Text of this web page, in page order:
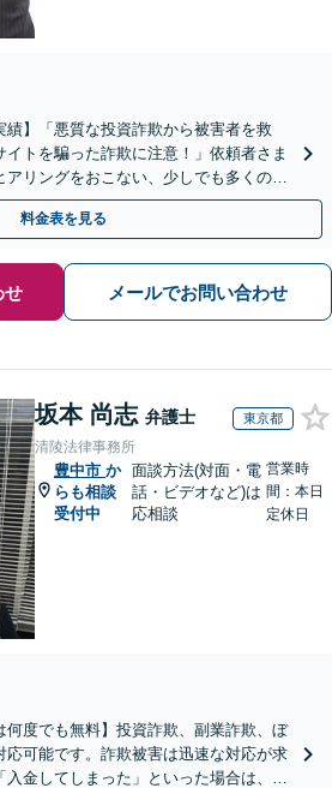
績】「悪質な投資詐欺から被害者を救
トを騙った詐欺に注意！」依頼者さま
リングをおこない、少しでも多くの返
！
料金表を見る
せ メールでお問い合わせ
坂本 尚志 弁護士 東京都
清陵法律事務所
豊中市 か
らも相談
受付中
面談方法(対面・電
話・ビデオなど)は
応相談
営業時
間：本日
定休日
何度でも無料】投資詐欺、副業詐欺、ぼ
応可能です。詐欺被害は迅速な対応が求
金してしまった」といった場合は、お